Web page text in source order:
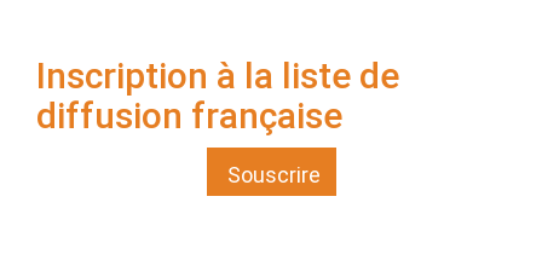
Inscription à la liste de
diffusion française
Souscrire